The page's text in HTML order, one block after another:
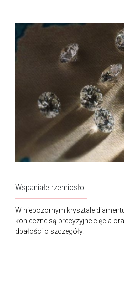
Wspaniałe rzemiosło
W niepozornym krysztale
konieczne są precyzyjne cięcia
dbałości o szczegóły.